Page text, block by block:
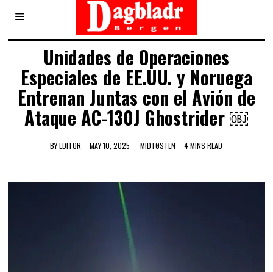
Unidades de Operaciones
Especiales de EE.UU. y Noruega
Entrenan Juntas con el Avión de
Ataque AC-130J Ghostrider ￼
BYEDITOR MAY 10, 2025 MIDTØSTEN 4 MINS READ